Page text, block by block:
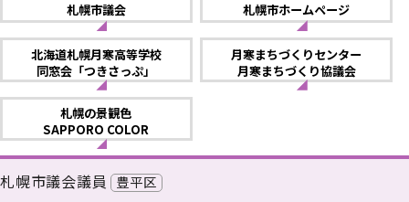
札幌市議会 札幌市ホームページ
北海道札幌月寒高等学校
同窓会「つきさっぷ」
月寒まちづくりセンター
月寒まちづくり協議会
札幌の景観色
SAPPORO COLOR
札幌市議会議員 豊平区